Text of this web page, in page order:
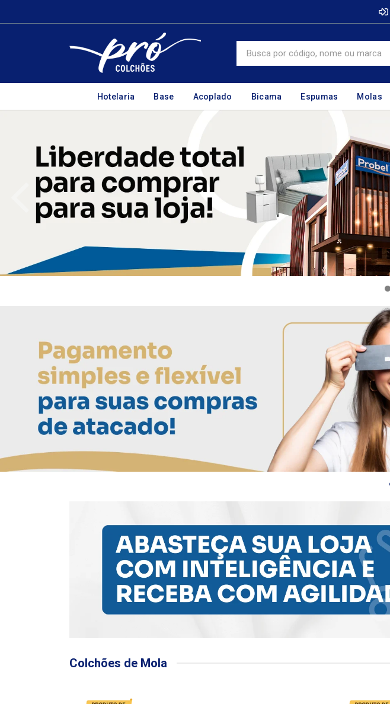
Hotelaria Base Acoplado Bicama Espumas Molas
Colchões de Mola